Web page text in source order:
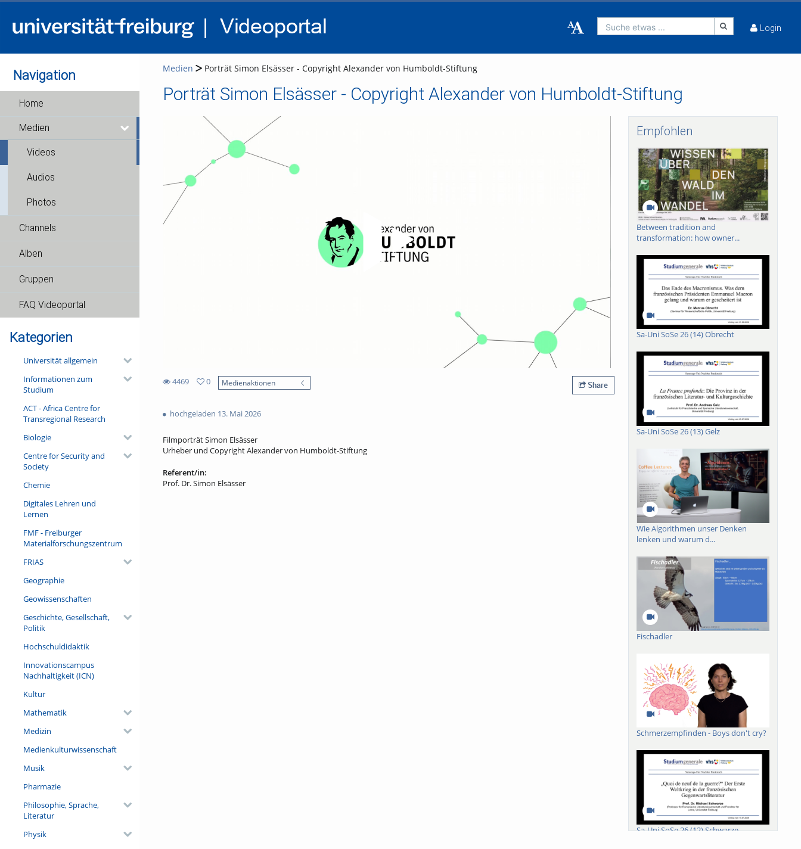
Suche etwas ... Login
Navigation
Home
Medien
Videos
Audios
Photos
Channels
Alben
Gruppen
FAQ Videoportal
Kategorien
Universität allgemein
Informationen zum
Studium
ACT - Africa Centre for
Transregional Research
Biologie
Centre for Security and
Society
Chemie
Digitales Lehren und
Lernen
FMF - Freiburger
Materialforschungszentrum
FRIAS
Geographie
Geowissenschaften
Geschichte, Gesellschaft,
Politik
Hochschuldidaktik
Innovationscampus
Nachhaltigkeit (ICN)
Kultur
Mathematik
Medizin
Medienkulturwissenschaft
Musik
Pharmazie
Philosophie, Sprache,
Literatur
Physik
Medien Porträt Simon Elsässer - Copyright Alexander von Humboldt-Stiftung
Porträt Simon Elsässer - Copyright Alexander von Humboldt-Stiftung
4469
views
0
Medienaktionen Share
hochgeladen 13. Mai 2026
Filmporträt Simon Elsässer
Urheber und Copyright Alexander von Humboldt-Stiftung
Referent/in:
Prof. Dr. Simon Elsässer
Empfohlen
Between tradition and
transformation: how owner...
Sa-Uni SoSe 26 (14) Obrecht
Sa-Uni SoSe 26 (13) Gelz
Wie Algorithmen unser Denken
lenken und warum d...
Fischadler
Schmerzempfinden - Boys don't cry?
Sa-Uni SoSe 26 (12) Schwarze